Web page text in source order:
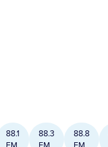
88.1
88.3
88.8